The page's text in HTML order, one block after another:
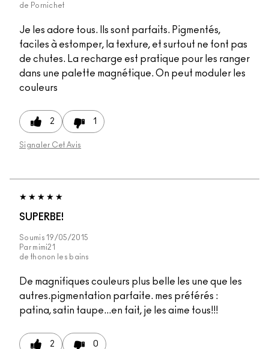
de Pornichet
Je les adore tous. Ils sont parfaits. Pigmentés,
faciles à estomper, la texture, et surtout ne font pas
de chutes. La recharge est pratique pour les ranger
dans une palette magnétique. On peut moduler les
couleurs
2 1
Signaler Cet Avis
SUPERBE!
Soumis19/05/2015
Par mimi21
de thonon les bains
De magnifiques couleurs plus belle les une que les
autres.pigmentation parfaite. mes préférés :
patina, satin taupe...en fait, je les aime tous!!!
2 0